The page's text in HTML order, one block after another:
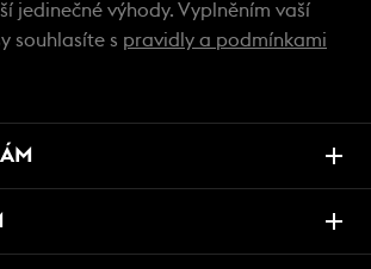
jedinečné výhody. Vyplněním vaší
souhlasíte s pravidly a podmínkami